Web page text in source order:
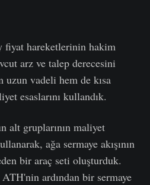
fiyat hareketlerinin hakim
arz ve talep derecesini
vadeli hem de kısa
esaslarını kullandık.
alt gruplarının maliyet
ağa sermaye akışının
bir araç seti oluşturduk.
ardından bir sermaye